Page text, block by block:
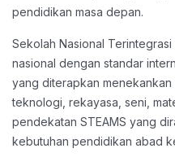
pendidikan masa depan.
Sekolah Nasional
nasional dengan standar
yang diterapkan menekankan
teknologi, rekayasa, seni,
pendekatan STEAMS yang
kebutuhan pendidikan abad